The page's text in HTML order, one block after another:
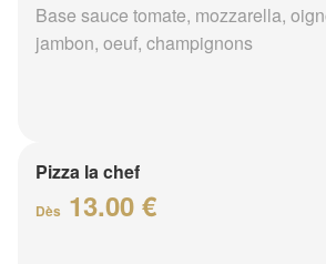
Base sauce tomate, mozzarella,
jambon, oeuf, champignons
Pizza la chef
Dès 13.00 €